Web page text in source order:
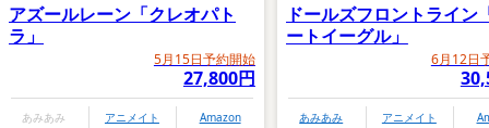
アズールレーン「クレオパト
ラ」
5月15日予約開始
27,800円
あみあみ アニメイト Amazon
ドールズフロントライン
ートイーグル」
6月12日
あみあみ アニメイト